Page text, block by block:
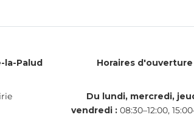
la-Palud Horaires d'ouverture
Du lundi, mercredi,
vendredi : 08:30–12:00,